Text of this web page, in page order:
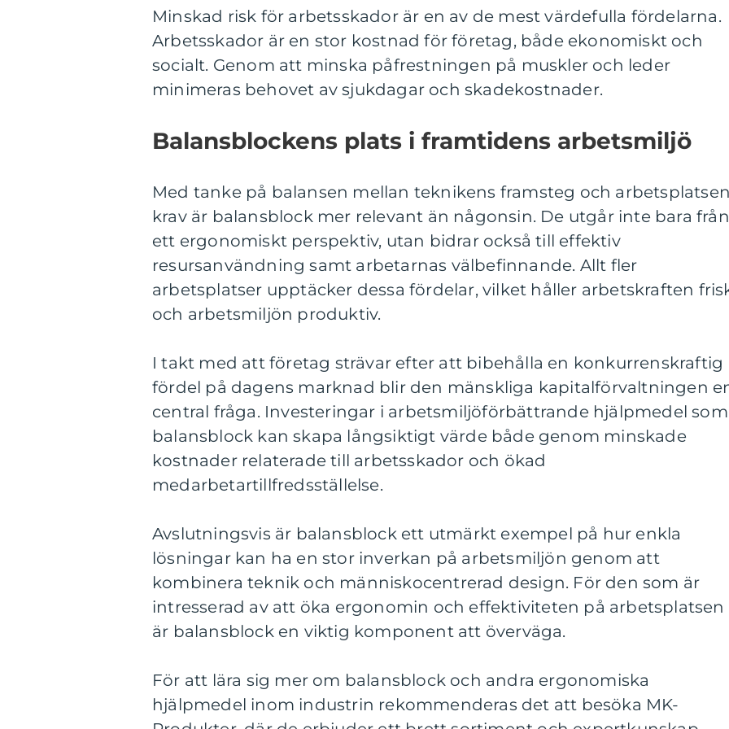
Minskad risk för arbetsskador är en av de mest värdefulla fördelarna.
Arbetsskador är en stor kostnad för företag, både ekonomiskt och
socialt. Genom att minska påfrestningen på muskler och leder
minimeras behovet av sjukdagar och skadekostnader.
Balansblockens plats i framtidens arbetsmiljö
Med tanke på balansen mellan teknikens framsteg och
krav är balansblock mer relevant än någonsin. De utgår inte bara från
ett ergonomiskt perspektiv, utan bidrar också till effektiv
resursanvändning samt arbetarnas välbefinnande. Allt fler
arbetsplatser upptäcker dessa fördelar, vilket håller arbetskraften
och arbetsmiljön produktiv.
I takt med att företag strävar efter att bibehålla en konkurrenskraftig
fördel på dagens marknad blir den mänskliga kapitalförvaltningen
central fråga. Investeringar i arbetsmiljöförbättrande hjälpmedel som
balansblock kan skapa långsiktigt värde både genom minskade
kostnader relaterade till arbetsskador och ökad
medarbetartillfredsställelse.
Avslutningsvis är balansblock ett utmärkt exempel på hur enkla
lösningar kan ha en stor inverkan på arbetsmiljön genom att
kombinera teknik och människocentrerad design. För den som är
intresserad av att öka ergonomin och effektiviteten på arbetsplatsen
är balansblock en viktig komponent att överväga.
För att lära sig mer om balansblock och andra ergonomiska
hjälpmedel inom industrin rekommenderas det att besöka MK-